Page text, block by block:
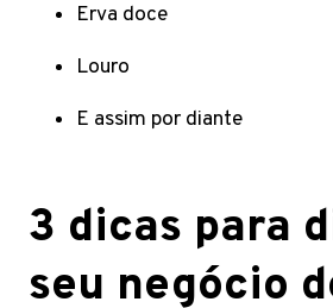
Erva doce
Louro
E assim por diante
3 dicas para
seu negócio